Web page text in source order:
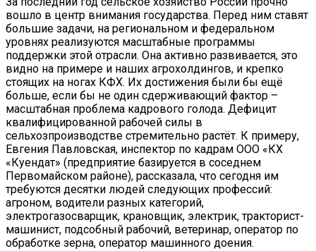
вошло в центр внимания государства. Перед ним ставят
большие задачи, на региональном и федеральном
уровнях реализуются масштабные программы
поддержки этой отрасли. Она активно развивается, это
видно на примере и наших агрохолдингов, и крепко
стоящих на ногах КФХ. Их достижения были бы ещё
больше, если бы не один сдерживающий фактор –
масштабная проблема кадрового голода. Дефицит
квалифицированной рабочей силы в
сельхозпроизводстве стремительно растёт. К примеру,
Евгения Павловская, инспектор по кадрам ООО «КХ
«Куендат» (предприятие базируется в соседнем
Первомайском районе), рассказала, что сегодня им
требуются десятки людей следующих профессий:
агроном, водители разных категорий,
электрогазосварщик, крановщик, электрик, тракторист-
машинист, подсобный рабочий, ветеринар, оператор по
обработке зерна, оператор машинного доения.